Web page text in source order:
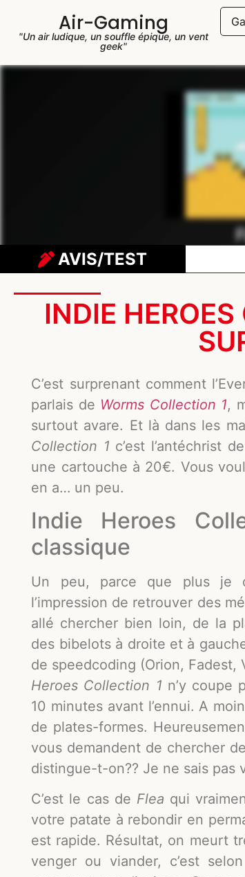
Air-Gaming
"Un air ludique, un souffle épique, un vent
geek"
AVIS/TEST
INDIE
C’est surprenant comment
parlais de Worms Collection 1,
surtout avare. Et là dans les
Collection 1 c’est l’antéchrist
une cartouche à 20€. Vous
en a… un peu.
Indie Heroes
classique
Un peu, parce que plus je
l’impression de retrouver des
allé chercher bien loin, de la
des bibelots à droite et à
de speedcoding (Orion,
Heroes Collection 1 n’y coupe
10 minutes avant l’ennui. A
de plates-formes.
vous demandent de chercher
distingue-t-on?? Je ne sais
C’est le cas de Flea qui
votre patate à rebondir en
est rapide. Résultat, on meurt
venger ou viander, c’est